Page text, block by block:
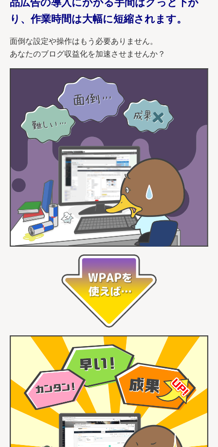
り、作業時間は大幅に短縮されます。
面倒な設定や操作はもう必要ありません。
あなたのブログ収益化を加速させませんか？